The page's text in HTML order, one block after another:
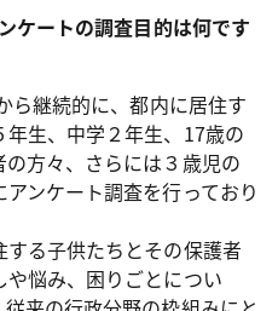
ケートの調査目的は何です
ら継続的に、都内に居住す
生、中学２年生、17歳の
方々、さらには３歳児の
ンケート調査を行っており
る子供たちとその保護者
悩み、困りごとについ